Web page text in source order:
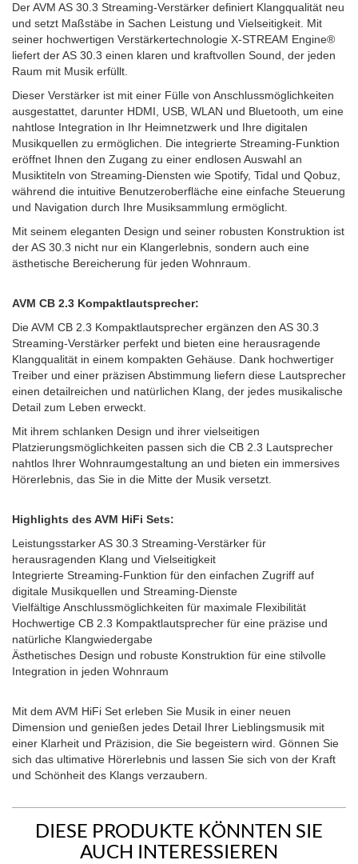
Der AVM AS 30.3 Streaming-Verstärker definiert Klangqualität neu
und setzt Maßstäbe in Sachen Leistung und Vielseitigkeit. Mit
seiner hochwertigen Verstärkertechnologie X-STREAM Engine®
liefert der AS 30.3 einen klaren und kraftvollen Sound, der jeden
Raum mit Musik erfüllt.
Dieser Verstärker ist mit einer Fülle von Anschlussmöglichkeiten
ausgestattet, darunter HDMI, USB, WLAN und Bluetooth, um eine
nahtlose Integration in Ihr Heimnetzwerk und Ihre digitalen
Musikquellen zu ermöglichen. Die integrierte Streaming-Funktion
eröffnet Ihnen den Zugang zu einer endlosen Auswahl an
Musiktiteln von Streaming-Diensten wie Spotify, Tidal und Qobuz,
während die intuitive Benutzeroberfläche eine einfache Steuerung
und Navigation durch Ihre Musiksammlung ermöglicht.
Mit seinem eleganten Design und seiner robusten Konstruktion ist
der AS 30.3 nicht nur ein Klangerlebnis, sondern auch eine
ästhetische Bereicherung für jeden Wohnraum.
AVM CB 2.3 Kompaktlautsprecher:
Die AVM CB 2.3 Kompaktlautsprecher ergänzen den AS 30.3
Streaming-Verstärker perfekt und bieten eine herausragende
Klangqualität in einem kompakten Gehäuse. Dank hochwertiger
Treiber und einer präzisen Abstimmung liefern diese Lautsprecher
einen detailreichen und natürlichen Klang, der jedes musikalische
Detail zum Leben erweckt.
Mit ihrem schlanken Design und ihrer vielseitigen
Platzierungsmöglichkeiten passen sich die CB 2.3 Lautsprecher
nahtlos Ihrer Wohnraumgestaltung an und bieten ein immersives
Hörerlebnis, das Sie in die Mitte der Musik versetzt.
Highlights des AVM HiFi Sets:
Leistungsstarker AS 30.3 Streaming-Verstärker für
herausragenden Klang und Vielseitigkeit
Integrierte Streaming-Funktion für den einfachen Zugriff auf
digitale Musikquellen und Streaming-Dienste
Vielfältige Anschlussmöglichkeiten für maximale Flexibilität
Hochwertige CB 2.3 Kompaktlautsprecher für eine präzise und
natürliche Klangwiedergabe
Ästhetisches Design und robuste Konstruktion für eine stilvolle
Integration in jeden Wohnraum
Mit dem AVM HiFi Set erleben Sie Musik in einer neuen
Dimension und genießen jedes Detail Ihrer Lieblingsmusik mit
einer Klarheit und Präzision, die Sie begeistern wird. Gönnen Sie
sich das ultimative Hörerlebnis und lassen Sie sich von der Kraft
und Schönheit des Klangs verzaubern.
DIESE PRODUKTE KÖNNTEN SIE
AUCH INTERESSIEREN